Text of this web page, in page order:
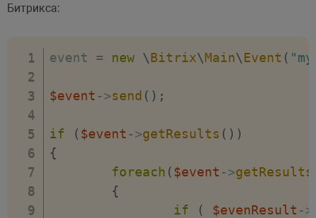
Битрикса:
event = new \Bitrix\Main\Event (
$event ->send ( ) ;
if ($event ->getResults ( ) )
{
foreach ($event ->getResults
{
if
( $evenResult ->